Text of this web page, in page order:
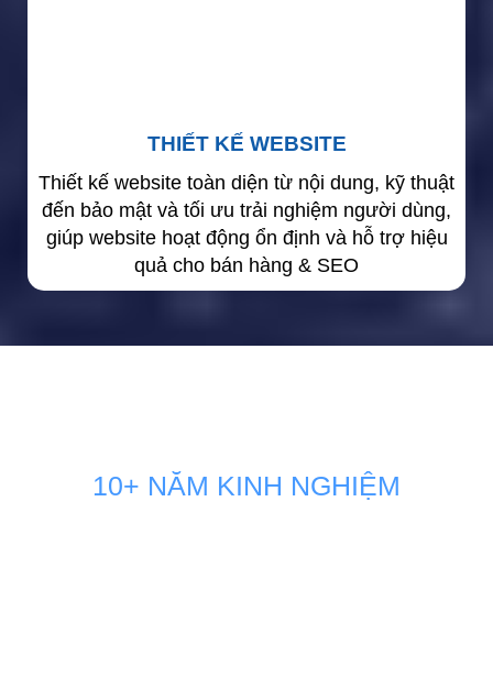
THIẾT KẾ WEBSITE
Thiết kế website toàn diện từ nội dung, kỹ thuật
đến bảo mật và tối ưu trải nghiệm người dùng,
giúp website hoạt động ổn định và hỗ trợ hiệu
quả cho bán hàng & SEO
10+ NĂM KINH NGHIỆM